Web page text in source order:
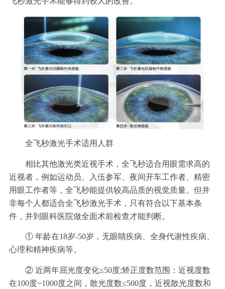
全飞秒激光手术适用人群
相比其他激光类近视手术，全飞秒适合用眼需求高的
近视者，例如运动员、入伍参军、夜间开车工作者、精密
用眼工作者等，全飞秒能提供较高品质的视觉质量。但并
非每个人都适合全飞秒激光手术，只有符合以下基本条
件，并到眼科医院做全面术前检查才能判断。
① 年龄在18岁-50岁，无眼睛疾病、全身代谢性疾病、
心理和精神疾病等。
② 近两年屈光度变化≤50度;矫正度数范围：近视度数
在100度~1000度之间，散光度数≤500度，近视散光度数和